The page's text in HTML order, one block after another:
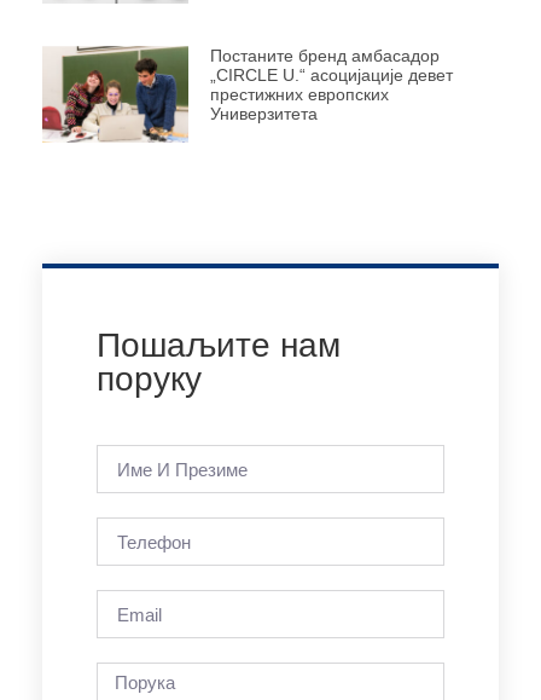
Постаните бренд амбасадор
„CIRCLE U.“ асоцијације девет
престижних европских
Универзитета
Пошаљите нам
поруку